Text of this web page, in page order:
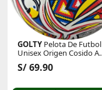
GOLTY Pelota De Futbol
Unisex Origen Cosido A
Maquina
S/ 69.90